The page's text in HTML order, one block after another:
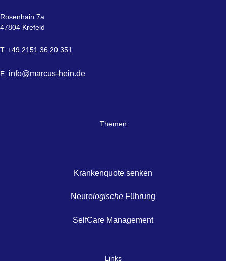
Rosenhain 7a
47804 Krefeld
T: +49 2151 36 20 351
E: info@marcus-hein.de
Themen
Krankenquote senken
Neurologische Führung
SelfCare Management
Links